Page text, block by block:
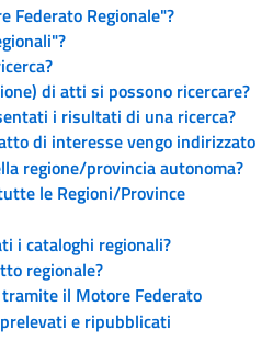
Federato Regionale"?
di atti si possono ricercare?
i risultati di una ricerca?
di interesse vengo indirizzato
regione/provincia autonoma?
le Regioni/Province
i cataloghi regionali?
regionale?
il Motore Federato
e ripubblicati